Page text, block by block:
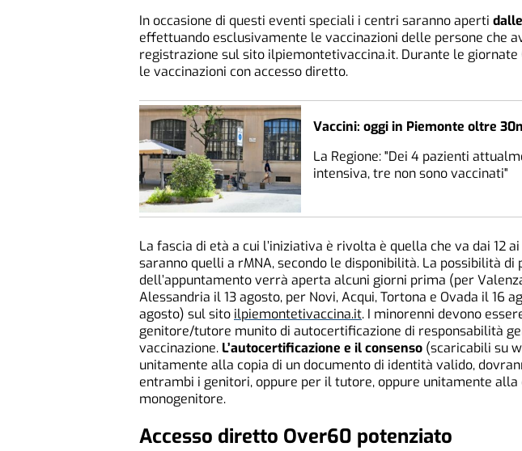
In occasione di questi eventi speciali i centri saranno aperti
effettuando esclusivamente le vaccinazioni delle persone che
registrazione sul sito ilpiemontetivaccina.it. Durante le giornate
le vaccinazioni con accesso diretto.
Vaccini: oggi in Piemonte oltre
La Regione: "Dei 4 pazienti
intensiva, tre non sono vaccinati"
La fascia di età a cui l’iniziativa è rivolta è quella che va dai 12
saranno quelli a rMNA, secondo le disponibilità. La possibilità di
dell’appuntamento verrà aperta alcuni giorni prima (per
Alessandria il 13 agosto, per Novi, Acqui, Tortona e Ovada il 16
agosto) sul sito ilpiemontetivaccina.it. I minorenni devono
genitore/tutore munito di autocertificazione di responsabilità
vaccinazione. L’autocertificazione e il consenso (scaricabili su
unitamente alla copia di un documento di identità valido,
entrambi i genitori, oppure per il tutore, oppure unitamente
monogenitore.
Accesso diretto Over60 potenziato